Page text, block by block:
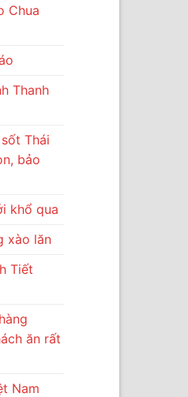
Chua
Thanh
Thái
bảo
khổ qua
xào lăn
Tiết
ăn rất
Nam